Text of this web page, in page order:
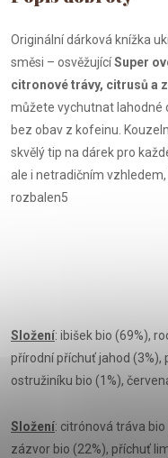
Originální dárková knížka
směsi – osvěžujícíSuper
citronové trávy, citrusů a
můžete vychutnat lahodné
bez obav z kofeinu.
skvělý tip na dárek pro
ale i netradičním
rozbalen5
Složení: ibišek bio (69%),
přírodní příchuť jahod (3%),
ostružiníku bio (1%),
Složení: citrónová tráva
zázvor bio (22%), příchuť